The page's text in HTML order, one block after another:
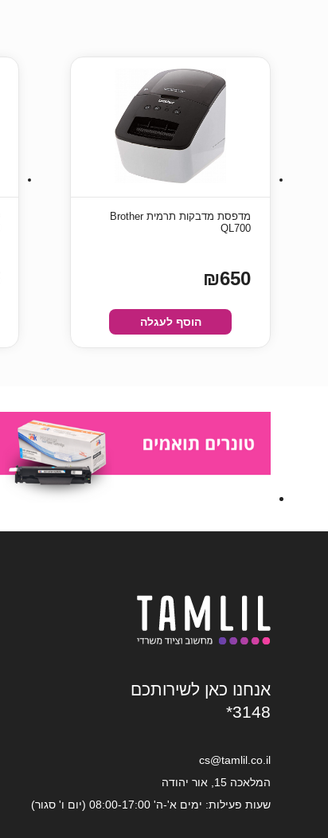
מדפסת מדבקות תרמית Brother
QL700
₪650
הוסף לעגלה
אנחנו כאן לשירותכם
*3148
cs@tamlil.co.il
המלאכה 15, אור יהודה
שעות פעילות: ימים א'-ה' 08:00-17:00 (יום ו' סגור)